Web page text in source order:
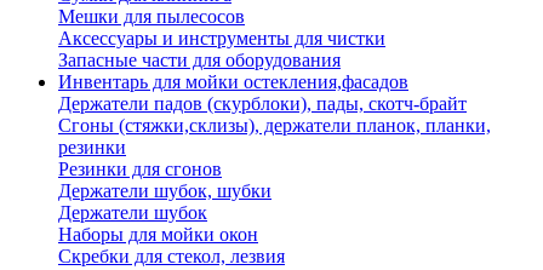
Мешки для пылесосов
Аксессуары и инструменты для чистки
Запасные части для оборудования
Инвентарь для мойки остекления,фасадов
Держатели падов (скурблоки), пады, скотч-брайт
Сгоны (стяжки,склизы), держатели планок, планки,
резинки
Резинки для сгонов
Держатели шубок, шубки
Держатели шубок
Наборы для мойки окон
Скребки для стекол, лезвия